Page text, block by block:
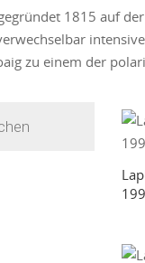
1815 auf
zu einem der